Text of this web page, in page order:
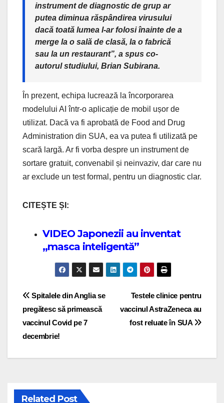
instrument de diagnostic de grup ar
putea diminua răspândirea virusului
dacă toată lumea l-ar folosi înainte de a
merge la o sală de clasă, la o fabrică
sau la un restaurant”, a spus co-
autorul studiului, Brian Subirana.
În prezent, echipa lucrează la încorporarea
modelului AI într-o aplicație de mobil ușor de
utilizat. Dacă va fi aprobată de Food and Drug
Administration din SUA, ea va putea fi utilizată pe
scară largă. Ar fi vorba despre un instrument de
sortare gratuit, convenabil și neinvaziv, dar care nu
ar exclude un test formal, pentru un diagnostic clar.
CITEȘTE ȘI:
VIDEO Japonezii au inventat
„masca inteligentă”
Post navigationTestele clinice pentru
vaccinul AstraZeneca au
fost reluate în SUA
Spitalele din Anglia se
pregătesc să primească
vaccinul Covid pe 7
decembrie!
Related Post